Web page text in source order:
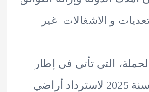
و الاشغالات غير
تأتي في إطار
الموجة 26 لسنة 2025 لاسترداد أراضي